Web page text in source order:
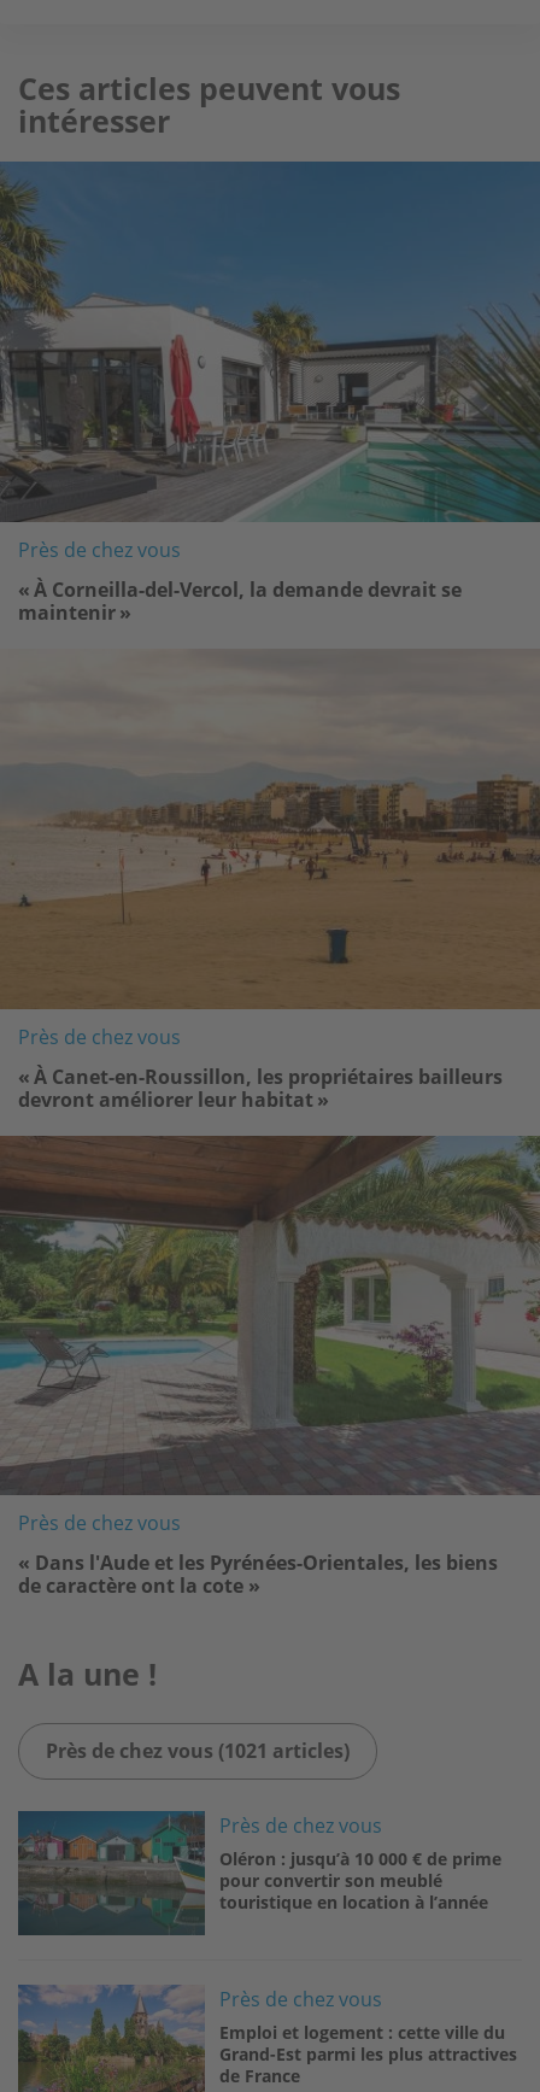
Ces articles peuvent vous
intéresser
Image
Près de chez vous
« À Corneilla-del-Vercol, la demande devrait se
maintenir »
Près de chez vous
« À Canet-en-Roussillon, les propriétaires bailleurs
devront améliorer leur habitat »
Image
Près de chez vous
« Dans l'Aude et les Pyrénées-Orientales, les biens
de caractère ont la cote »
A la une !
Près de chez vous (1021 articles)
Près de chez vous
Oléron : jusqu’à 10 000 € de prime
pour convertir son meublé
touristique en location à l’année
Image Près de chez vous
Emploi et logement : cette ville du
Grand-Est parmi les plus attractives
de France